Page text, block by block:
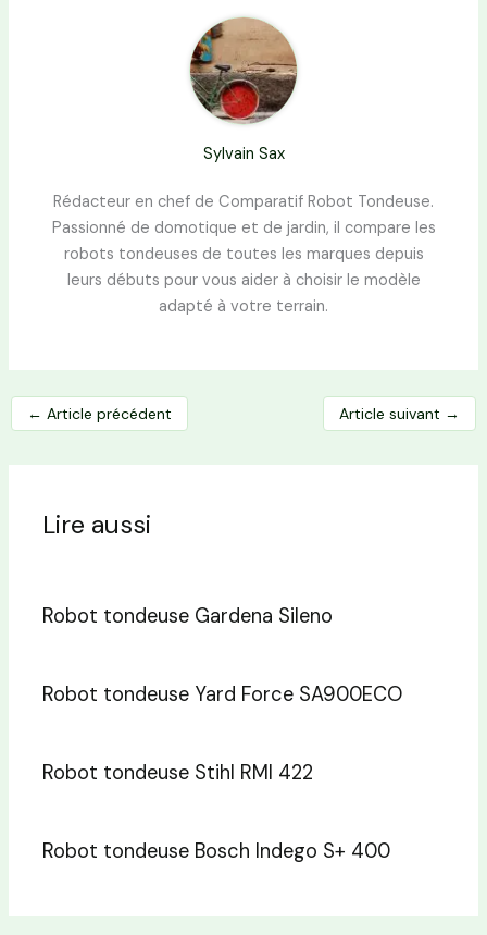
Sylvain Sax
Rédacteur en chef de Comparatif Robot Tondeuse.
Passionné de domotique et de jardin, il compare les
robots tondeuses de toutes les marques depuis
leurs débuts pour vous aider à choisir le modèle
adapté à votre terrain.
← Article précédent Article suivant →
Lire aussi
Robot tondeuse Gardena Sileno
Robot tondeuse Yard Force SA900ECO
Robot tondeuse Stihl RMI 422
Robot tondeuse Bosch Indego S+ 400